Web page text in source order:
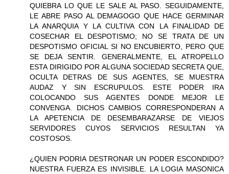
QUIEBRA LO QUE LE SALE AL PASO. SEGUIDAMENTE,
LE ABRE PASO AL DEMAGOGO QUE HACE GERMINAR
LA ANARQUIA Y LA CULTIVA CON LA FINALIDAD DE
COSECHAR EL DESPOTISMO; NO SE TRATA DE UN
DESPOTISMO OFICIAL SI NO ENCUBIERTO, PERO QUE
SE DEJA SENTIR. GENERALMENTE, EL ATROPELLO
ESTA DIRIGIDO POR ALGUNA SOCIEDAD SECRETA QUE,
OCULTA DETRAS DE SUS AGENTES, SE MUESTRA
AUDAZ Y SIN ESCRUPULOS. ESTE PODER IRA
COLOCANDO SUS AGENTES DONDE MEJOR LE
CONVENGA. DICHOS CAMBIOS CORRESPONDERAN A
LA APETENCIA DE DESEMBARAZARSE DE VIEJOS
SERVIDORES CUYOS SERVICIOS RESULTAN YA
COSTOSOS.
¿QUIEN PODRIA DESTRONAR UN PODER ESCONDIDO?
NUESTRA FUERZA ES INVISIBLE. LA LOGIA MASONICA